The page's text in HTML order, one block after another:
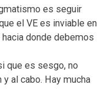
es seguir
el VE es inviable en
donde debemos
que es sesgo, no
al cabo. Hay mucha